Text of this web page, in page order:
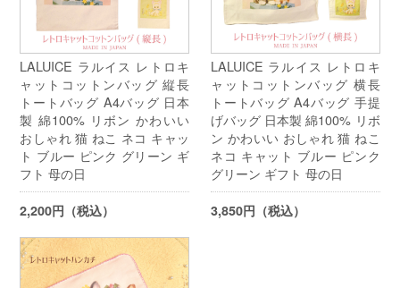
LALUICE ラルイス レトロキ
ャットコットンバッグ 縦長
トートバッグ A4バッグ 日本
製 綿100% リボン かわいい
おしゃれ 猫 ねこ ネコ キャッ
ト ブルー ピンク グリーン ギ
フト 母の日
2,200円（税込）
LALUICE ラルイス レトロキ
ャットコットンバッグ 横長
トートバッグ A4バッグ 手提
げバッグ 日本製 綿100% リボ
ン かわいい おしゃれ 猫 ねこ
ネコ キャット ブルー ピンク
グリーン ギフト 母の日
3,850円（税込）